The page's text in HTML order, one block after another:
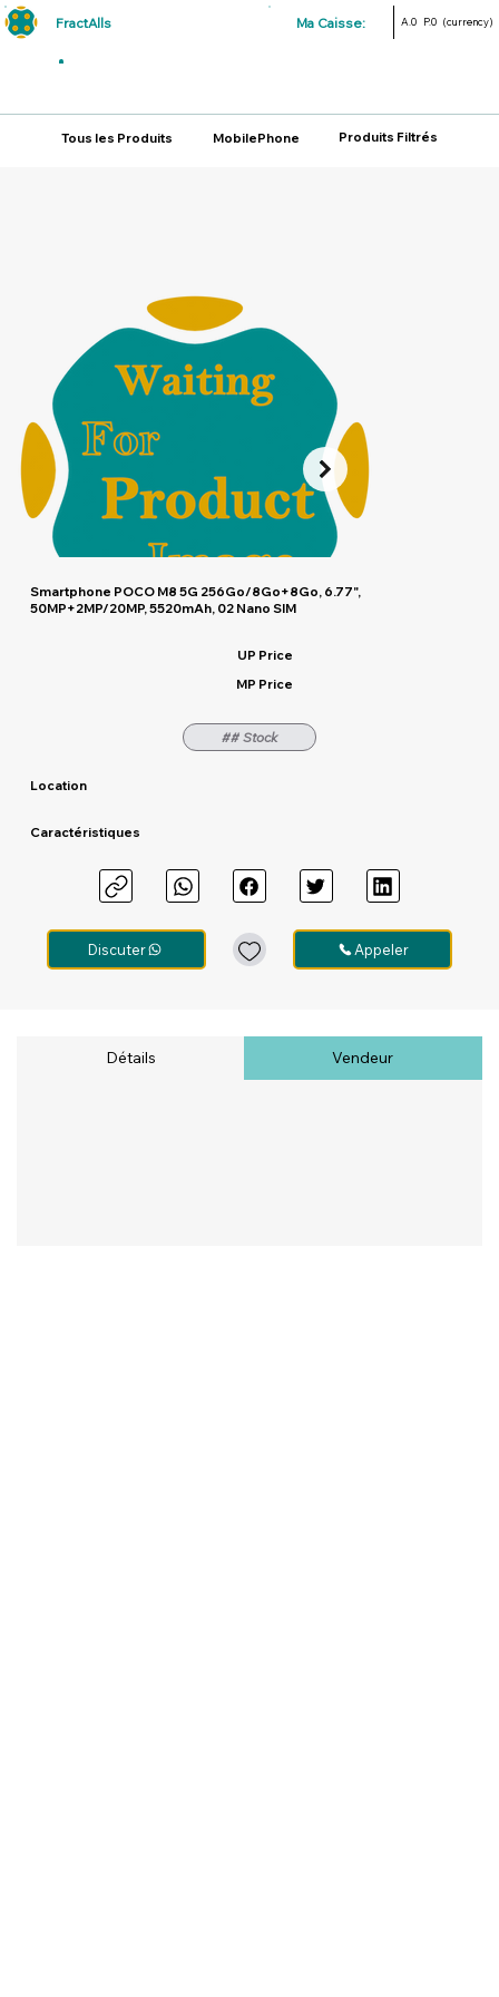
FractAlls Ma Caisse: A.0 P.0 (currency)
Tous les Produits MobilePhone Produits Filtrés
Smartphone POCO M8 5G 256Go/8Go+8Go, 6.77",
50MP+2MP/20MP, 5520mAh, 02 Nano SIM
UP Price
MP Price
## Stock
Location
Caractéristiques
Discuter Appeler
Détails Vendeur